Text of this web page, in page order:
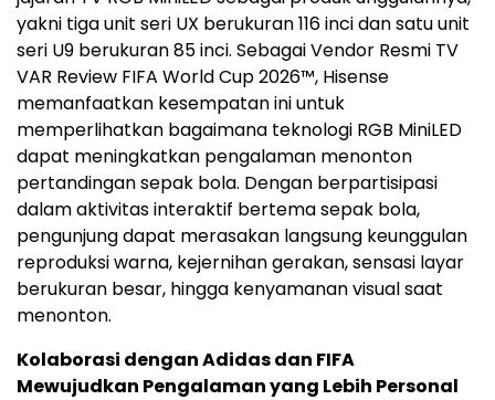
yakni tiga unit seri UX berukuran 116 inci dan satu unit
seri U9 berukuran 85 inci. Sebagai Vendor Resmi TV
VAR Review FIFA World Cup 2026™, Hisense
memanfaatkan kesempatan ini untuk
memperlihatkan bagaimana teknologi RGB MiniLED
dapat meningkatkan pengalaman menonton
pertandingan sepak bola. Dengan berpartisipasi
dalam aktivitas interaktif bertema sepak bola,
pengunjung dapat merasakan langsung keunggulan
reproduksi warna, kejernihan gerakan, sensasi layar
berukuran besar, hingga kenyamanan visual saat
menonton.
Kolaborasi dengan Adidas dan FIFA
Mewujudkan Pengalaman yang Lebih Personal